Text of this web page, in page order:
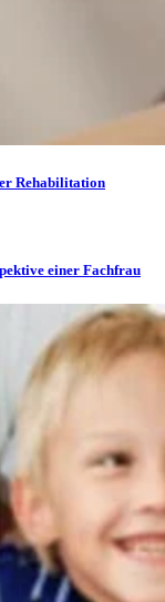
Rehabilitation
einer Fachfrau